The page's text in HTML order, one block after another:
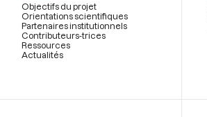
Objectifs du projet
Orientations scientifiques
Partenaires institutionnels
Contributeurs-trices
Ressources
Actualités